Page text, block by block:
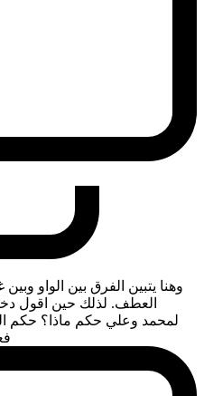
وهنا يتبين الفرق بين الواو
العطف. لذلك حين اقول
لمحمد وعلي حكم ماذا؟ حكم